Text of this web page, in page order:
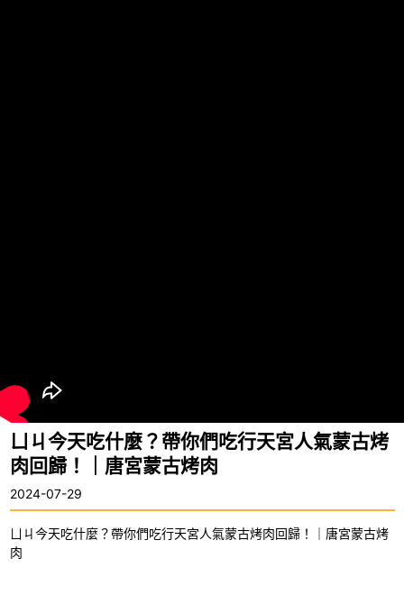
ㄩㄐ今天吃什麼？帶你們吃行天宮人氣蒙古烤
肉回歸！｜唐宮蒙古烤肉
2024-07-29
ㄩㄐ今天吃什麼？帶你們吃行天宮人氣蒙古烤肉回歸！｜唐宮蒙古烤
肉